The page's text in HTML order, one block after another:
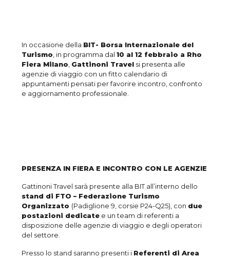
In occasione della BIT- Borsa Internazionale del
Turismo , in programma dal10 al 12 febbraio a Rho
Fiera Milano Gattinoni Travel si presenta alle
agenzie di viaggio con un fitto calendario di
appuntamenti pensati per favorire incontro, confronto
e aggiornamento professionale.
PRESENZA IN FIERA E INCONTRO CON LE AGENZIE
Gattinoni Travel sarà presente alla BIT all’interno dello
stand di FTO – Federazione Turismo
Organizzato (Padiglione 9, corsie P24-Q25), con due
postazioni dedicate e un team di referenti a
disposizione delle agenzie di viaggio e degli operatori
del settore.
Presso lo stand saranno presenti i Referenti di Area